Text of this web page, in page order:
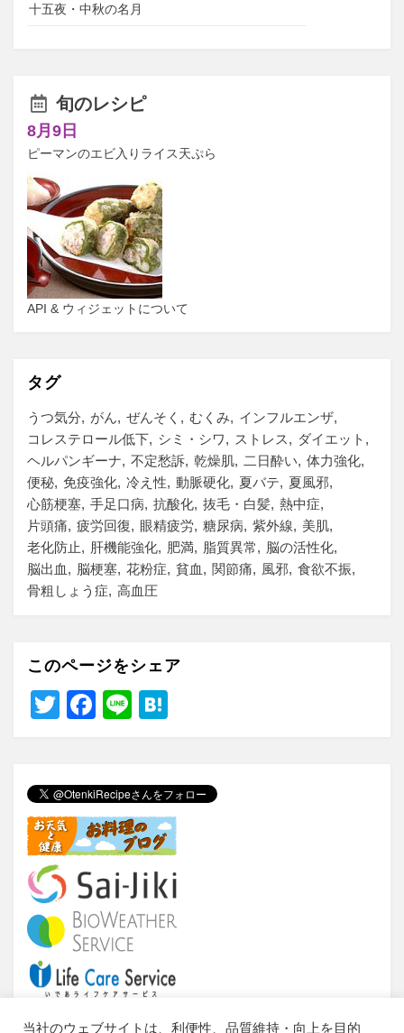
十五夜・中秋の名月
旬のレシピ
8月9日
ピーマンのエビ入りライス天ぷら
API & ウィジェットについて
タグ
うつ気分 がん ぜんそく むくみ
インフルエンザ
コレステロール低下
シミ・シワ ストレス
ダイエット
ヘルパンギーナ
不定愁訴 乾燥肌 二日酔い
体力強化
便秘 免疫強化 冷え性 動脈硬化 夏バテ
夏風邪
心筋梗塞 手足口病 抗酸化 抜毛・白髪 熱中症
片頭痛
疲労回復 眼精疲労 糖尿病 紫外線
美肌
老化防止
肝機能強化 肥満 脂質異常
脳の活性化
脳出血
脳梗塞 花粉症 貧血 関節痛 風邪 食欲不振
骨粗しょう症
高血圧
このページをシェア
T
er
F
e
b
o
o
k
Li
n
a
当社のウェブサイトは、利便性、品質維持・向上を目的